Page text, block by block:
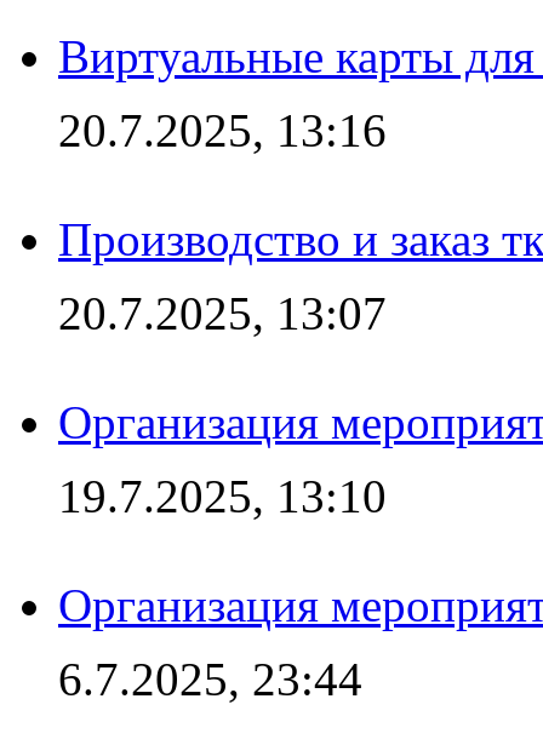
Виртуальные карты
20.7.2025, 13:16
Производство и заказ
20.7.2025, 13:07
Организация
19.7.2025, 13:10
Организация
6.7.2025, 23:44